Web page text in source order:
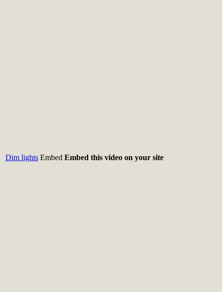
Dim lights Embed Embed this video on your site